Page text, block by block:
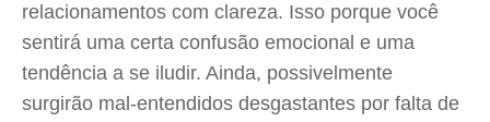
relacionamentos com clareza. Isso porque você
sentirá uma certa confusão emocional e uma
tendência a se iludir. Ainda, possivelmente
surgirão mal-entendidos desgastantes por falta de